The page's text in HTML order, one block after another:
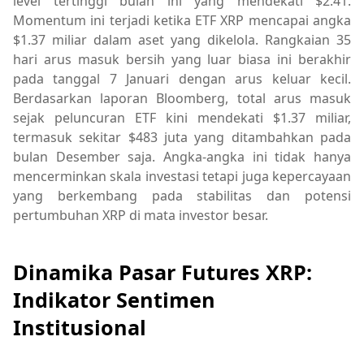
Momentum ini terjadi ketika ETF XRP mencapai angka
$1.37 miliar dalam aset yang dikelola. Rangkaian 35
hari arus masuk bersih yang luar biasa ini berakhir
pada tanggal 7 Januari dengan arus keluar kecil.
Berdasarkan laporan Bloomberg, total arus masuk
sejak peluncuran ETF kini mendekati $1.37 miliar,
termasuk sekitar $483 juta yang ditambahkan pada
bulan Desember saja. Angka-angka ini tidak hanya
mencerminkan skala investasi tetapi juga kepercayaan
yang berkembang pada stabilitas dan potensi
pertumbuhan XRP di mata investor besar.
Dinamika Pasar Futures XRP:
Indikator Sentimen
Institusional